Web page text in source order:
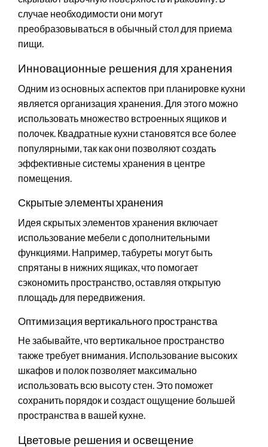
случае необходимости они могут
преобразовываться в обычный стол для приема
пищи.
Инновационные решения для хранения
Одним из основных аспектов при планировке кухни
является организация хранения. Для этого можно
использовать множество встроенных ящиков и
полочек. Квадратные кухни становятся все более
популярными, так как они позволяют создать
эффективные системы хранения в центре
помещения.
Скрытые элементы хранения
Идея скрытых элементов хранения включает
использование мебели с дополнительными
функциями. Например, табуреты могут быть
спрятаны в нижних ящиках, что помогает
сэкономить пространство, оставляя открытую
площадь для передвижения.
Оптимизация вертикального пространства
Не забывайте, что вертикальное пространство
также требует внимания. Использование высоких
шкафов и полок позволяет максимально
использовать всю высоту стен. Это поможет
сохранить порядок и создаст ощущение большей
пространства в вашей кухне.
Цветовые решения и освещение